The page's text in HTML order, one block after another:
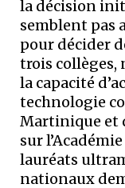
la décision
semblent pas
pour décider
trois collèges,
la capacité
technologie
Martinique et
sur
lauréats
nationaux